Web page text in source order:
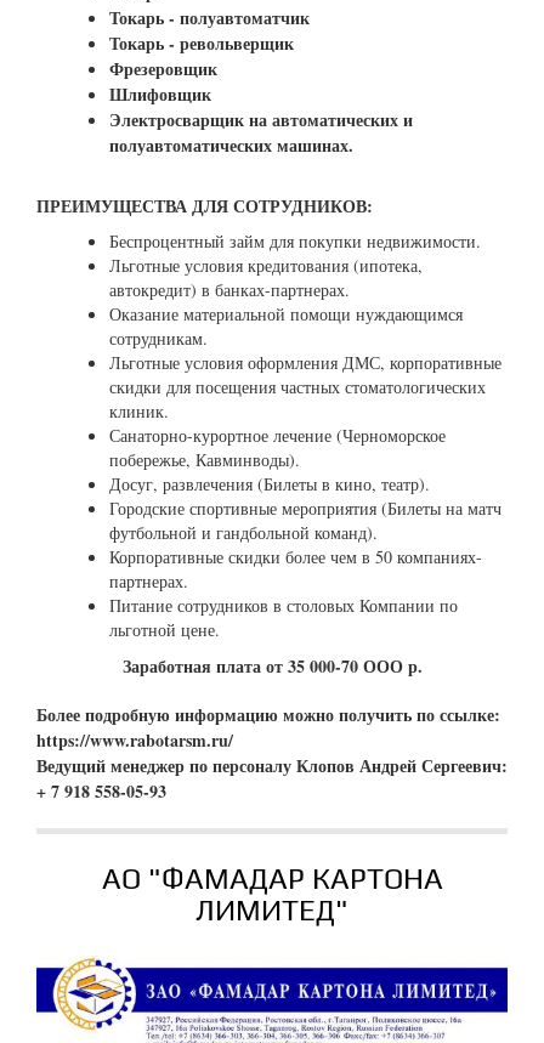
Токарь - полуавтоматчик
Токарь - револьверщик
Фрезеровщик
Шлифовщик
Электросварщик на автоматических и
полуавтоматических машинах.
ПРЕИМУЩЕСТВА ДЛЯ СОТРУДНИКОВ:
Беспроцентный займ для покупки недвижимости.
Льготные условия кредитования (ипотека,
автокредит) в банках-партнерах.
Оказание материальной помощи нуждающимся
сотрудникам.
Льготные условия оформления ДМС, корпоративные
скидки для посещения частных стоматологических
клиник.
Санаторно-курортное лечение (Черноморское
побережье, Кавминводы).
Досуг, развлечения (Билеты в кино, театр).
Городские спортивные мероприятия (Билеты на матч
футбольной и гандбольной команд).
Корпоративные скидки более чем в 50 компаниях-
партнерах.
Питание сотрудников в столовых Компании по
льготной цене.
Заработная плата от 35 000-70 ООО р.
Более подробную информацию можно получить по ссылке:
https://www.rabotarsm.ru/
Ведущий менеджер по персоналу Клопов Андрей Сергеевич:
+ 7 918 558-05-93
АО "ФАМАДАР КАРТОНА
ЛИМИТЕД"